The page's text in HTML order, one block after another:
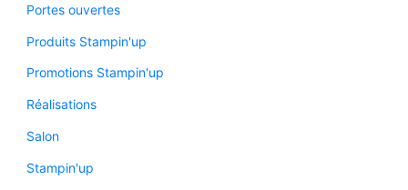
Portes ouvertes
Produits Stampin'up
Promotions Stampin'up
Réalisations
Salon
Stampin'up